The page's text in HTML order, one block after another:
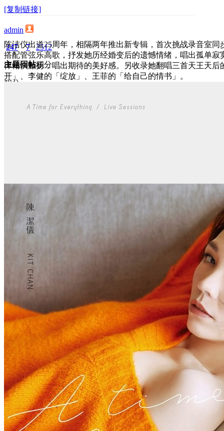
[复制链接]
admin
247
主题
7
回帖
2512
积分
积分
2025-9-29 22:50:20 / 显示全部楼层 /阅读模式
陈洁仪出道25周年，相隔两年推出新专辑，首次挑战录音室
搭配管弦乐高歌，抒发她历经婚变后的遗憾情绪，唱出孤单
律翰快激扬，唱出期待的美好感。另收录她翻唱三首天王天
开」、李健的「绽放」、王菲的「给自己的情书」。